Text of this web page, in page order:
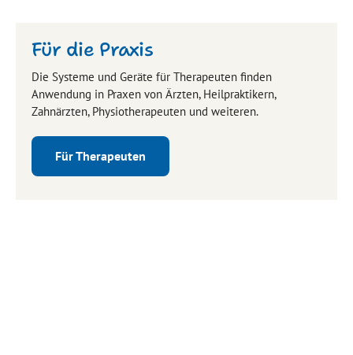
Für die Praxis
Die Systeme und Geräte für Therapeuten finden
Anwendung in Praxen von Ärzten, Heilpraktikern,
Zahnärzten, Physiotherapeuten und weiteren.
Für Therapeuten